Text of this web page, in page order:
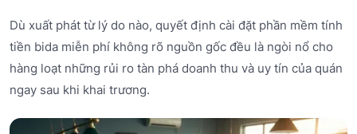
Dù xuất phát từ lý do nào, quyết định cài đặt phần mềm tính
tiền bida miễn phí không rõ nguồn gốc đều là ngòi nổ cho
hàng loạt những rủi ro tàn phá doanh thu và uy tín của quán
ngay sau khi khai trương.